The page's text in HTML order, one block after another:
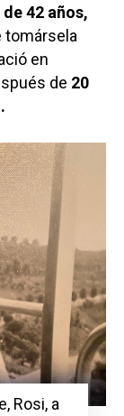
42 años,
tomársela
en
de 20
Rosi, a